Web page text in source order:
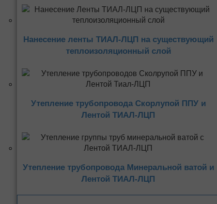
Нанесение ленты ТИАЛ-ЛЦП на существующий
теплоизоляционный слой
Утепление трубопровода Скорлупой ППУ и
Лентой ТИАЛ-ЛЦП
Утепление трубопровода Минеральной ватой и
Лентой ТИАЛ-ЛЦП